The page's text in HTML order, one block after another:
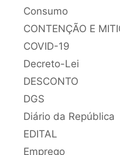
Consumo
CONTENÇÃO E
COVID-19
Decreto-Lei
DESCONTO
DGS
Diário da República
EDITAL
Emprego